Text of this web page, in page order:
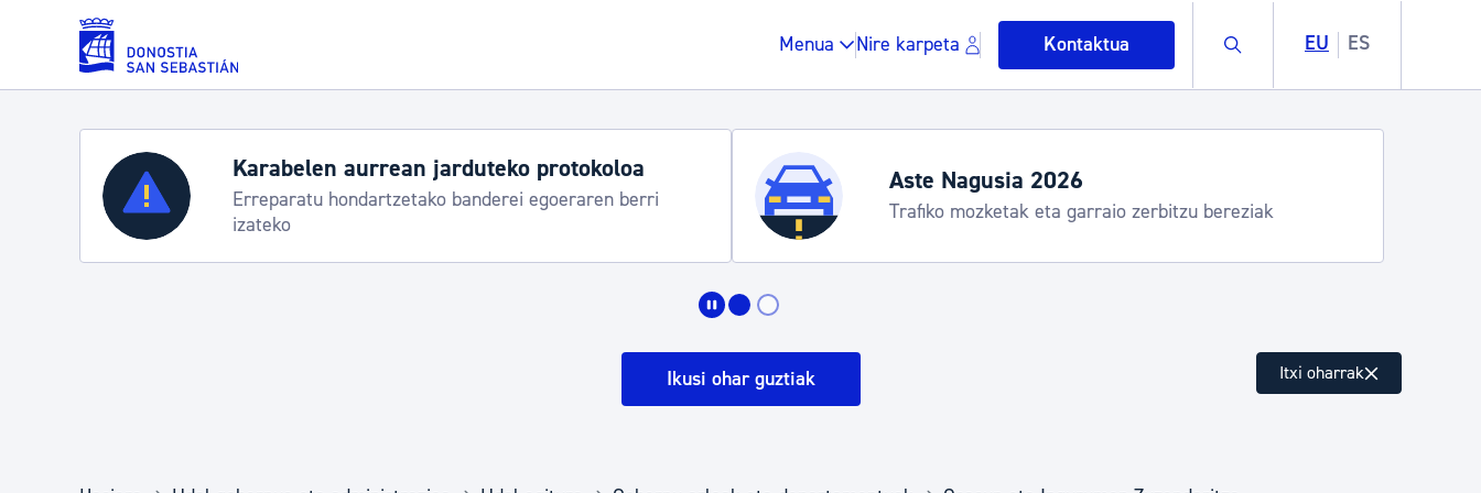
Eduki nagusira joan
Menua Nire karpeta Kontaktua Buscar EU ES
Zerbitzuak
Errolda eta gai pertsonalak
Gune publikoa, hondakinak eta ingurumena
Karabelen aurrean jarduteko protokoloa
Erreparatu hondartzetako banderei egoeraren berri
izateko
Aste Nagusia 2026
Trafiko mozketak eta garraio zerbitzu bereziak
Ikusi ohar guztiak Itxi oharrak